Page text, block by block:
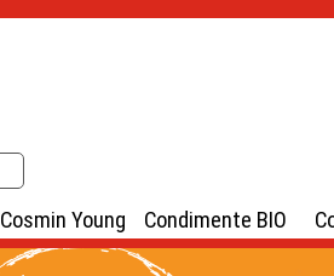
Cosmin Young Condimente BIO